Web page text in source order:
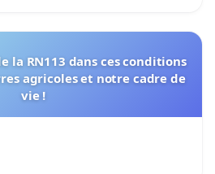
la RN113 dans ces conditions
agricoles et notre cadre de
vie !